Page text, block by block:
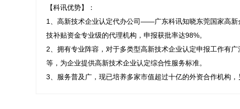
【科讯优势】：
1、高新技术企业认定代办公司——广东科讯知晓东莞国家高
技补贴资金专业级的代理机构，申报获批率达98%。
2、拥有专业阵容，对于多类型高新技术企业认定申报工作有
等，为企业提供高新技术企业认定综合性服务标准。
3、服务普及广，现已培养多家市值超过十亿的外资合作机构